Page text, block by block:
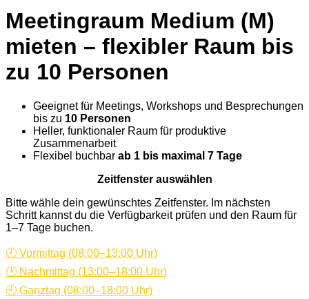
Meetingraum Medium (M)
mieten – flexibler Raum bis
zu 10 Personen
Geeignet für Meetings, Workshops und Besprechungen
bis zu 10 Personen
Heller, funktionaler Raum für produktive
Zusammenarbeit
Flexibel buchbar ab 1 bis maximal 7 Tage
Zeitfenster auswählen
Bitte wähle dein gewünschtes Zeitfenster. Im nächsten
Schritt kannst du die Verfügbarkeit prüfen und den Raum für
1–7 Tage buchen.
🕘 Vormittag (08:00–13:00 Uhr)
🕑 Nachmittag (13:00–18:00 Uhr)
🕘 Ganztag (08:00–18:00 Uhr)